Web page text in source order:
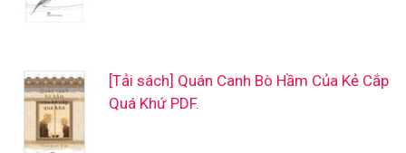
[Tải sách] Quán Canh Bò Hầm Của Kẻ Cắp
Quá Khứ PDF.